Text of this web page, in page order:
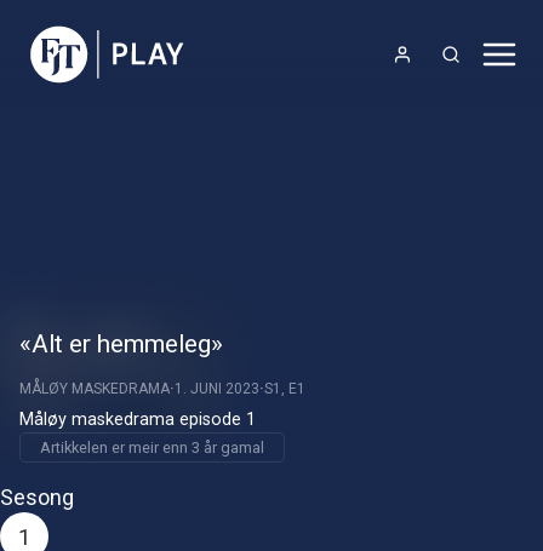
«Alt er hemmeleg»
MÅLØY MASKEDRAMA 1. JUNI 2023 S1, E1
Måløy maskedrama episode 1
Artikkelen er meir enn 3 år gamal
Sesong
1